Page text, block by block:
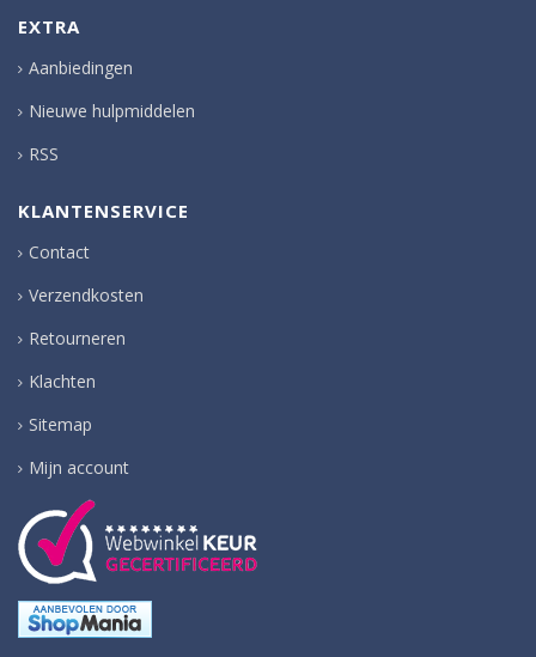
EXTRA
Aanbiedingen
Nieuwe hulpmiddelen
RSS
KLANTENSERVICE
Contact
Verzendkosten
Retourneren
Klachten
Sitemap
Mijn account